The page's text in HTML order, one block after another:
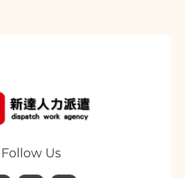
Follow Us